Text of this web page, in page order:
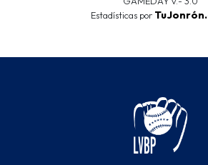
Estadísticas por